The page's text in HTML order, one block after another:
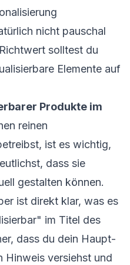
nicht pauschal
solltest du
Elemente auf
Produkte im
reinen
ist es wichtig,
dass sie
gestalten können.
ist direkt klar, was es
im Titel des
dass du dein Haupt-
Hinweis versiehst und